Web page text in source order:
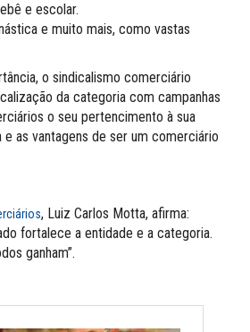
e escolar.
e muito mais, como vastas
o sindicalismo comerciário
da categoria com campanhas
o seu pertencimento à sua
as vantagens de ser um comerciário
, Luiz Carlos Motta, afirma:
fortalece a entidade e a categoria.
ganham”.